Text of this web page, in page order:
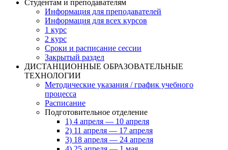
Студентам и преподавателям
Информация для преподавателей
Информация для всех курсов
1 курс
2 курс
Сроки и расписание сессии
Закрытый раздел
ДИСТАНЦИОННЫЕ ОБРАЗОВАТЕЛЬНЫЕ
ТЕХНОЛОГИИ
Методические указания / график учебного
процесса
Расписание
Подготовительное отделение
1) 4 апреля — 10 апреля
2) 11 апреля — 17 апреля
3) 18 апреля — 24 апреля